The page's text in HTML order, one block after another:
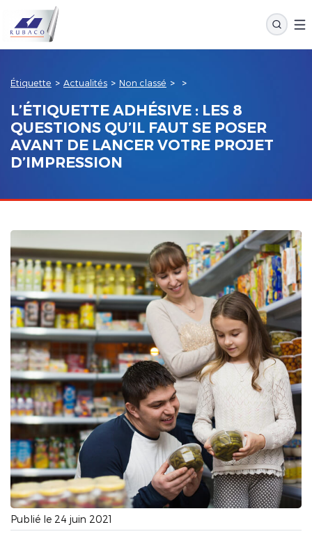
Étiquette > Actualités > Non classé > >
L’ÉTIQUETTE ADHÉSIVE : LES 8
QUESTIONS QU’IL FAUT SE POSER
AVANT DE LANCER VOTRE PROJET
D’IMPRESSION
Publié le 24 juin 2021